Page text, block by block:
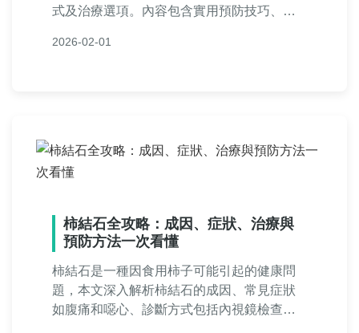
式及治療選項。內容包含實用預防技巧、常
康復全程掌握關鍵資訊。基於醫學知識，提
2026-02-01
柿結石全攻略：成因、症狀、治療與
預防方法一次看懂
柿結石是一種因食用柿子可能引起的健康問
題，本文深入解析柿結石的成因、常見症狀
如腹痛和噁心、診斷方式包括內視鏡檢查、